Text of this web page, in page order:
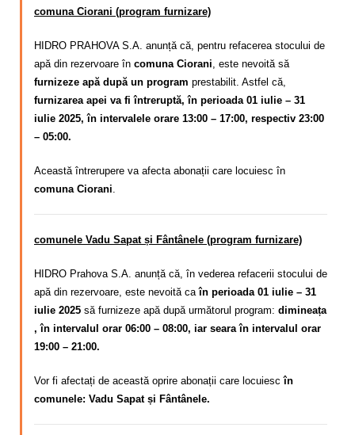
comuna Ciorani (program furnizare)
HIDRO PRAHOVA S.A. anunță că, pentru refacerea stocului de
apă din rezervoare în comuna Ciorani, este nevoită să
furnizeze apă după un program prestabilit. Astfel că,
furnizarea apei va fi întreruptă, în perioada 01 iulie – 31
iulie 2025, în intervalele orare 13:00 – 17:00, respectiv 23:00
– 05:00.
Această întrerupere va afecta abonații care locuiesc în
comuna Ciorani.
comunele Vadu Sapat și Fântânele (program furnizare)
HIDRO Prahova S.A. anunță că, în vederea refacerii stocului de
apă din rezervoare, este nevoită caîn perioada 01 iulie – 31
iulie 2025 să furnizeze apă după următorul program: dimineața
, în intervalul orar 06:00 – 08:00, iar seara în intervalul orar
19:00 – 21:00.
Vor fi afectați de această oprire abonații care locuiescîn
comunele: Vadu Sapat și Fântânele.